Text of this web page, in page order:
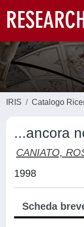
IRIS Catalogo
...ancora
CANIATO,
1998
Scheda